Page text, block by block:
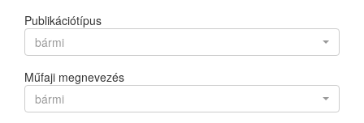
Publikációtípus
bármi
Műfaji megnevezés
bármi